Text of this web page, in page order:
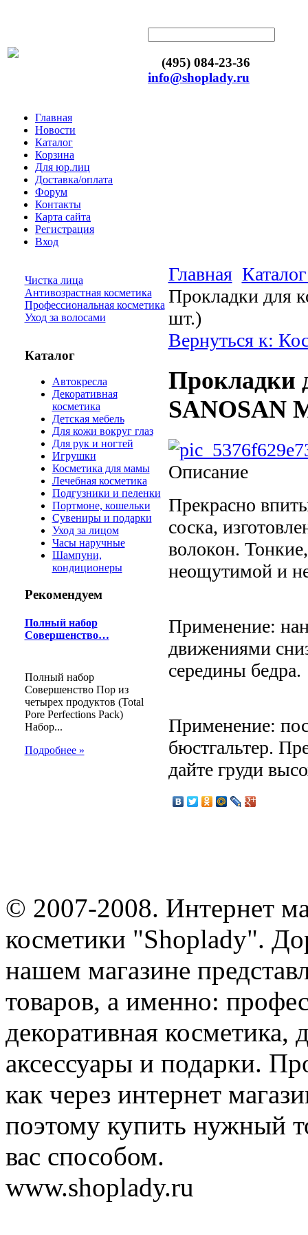
(495) 084-23-36
info@shoplady.ru
Главная
Новости
Каталог
Корзина
Для юр.лиц
Доставка/оплата
Форум
Контакты
Карта сайта
Регистрация
Вход
Чистка лица
Антивозрастная косметика
Профессиональная косметика
Уход за волосами
Каталог
Автокресла
Декоративная
косметика
Детская мебель
Для кожи вокруг глаз
Для рук и ногтей
Игрушки
Косметика для мамы
Лечебная косметика
Подгузники и пеленки
Портмоне, кошельки
Сувениры и подарки
Уход за лицом
Часы наручные
Шампуни,
кондиционеры
Рекомендуем
Полный набор
Совершенство…
Полный набор
Совершенство Пор из
четырех продуктов (Total
Pore Perfections Pack)
Набор...
Подробнее »
Главная
Прокладки для
шт.)
Вернуться к:
Прокладки
SANOSAN
Описание
Прекрасно
соска,
волокон.
неощутимой и
Применение:
движениями
середины бедра.
Применение:
бюстгальтер.
дайте груди
© 2007-2008. Интернет
косметики "Shoplady".
нашем магазине
товаров, а именно:
декоративная косметика,
аксессуары и подарки.
как через интернет
поэтому купить нужный
вас способом.
www.shoplady.ru